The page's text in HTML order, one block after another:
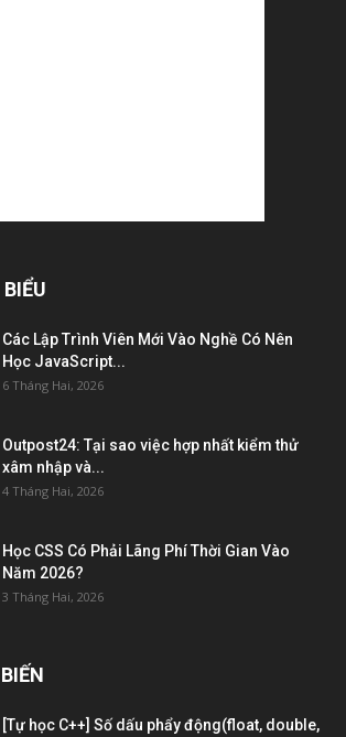
Các Lập Trình Viên Mới Vào Nghề Có Nên
Học JavaScript...
6 Tháng Hai, 2026
Outpost24: Tại sao việc hợp nhất kiểm thử
xâm nhập và...
4 Tháng Hai, 2026
Học CSS Có Phải Lãng Phí Thời Gian Vào
Năm 2026?
3 Tháng Hai, 2026
[Tự học C++] Số dấu phẩy động(float, double,